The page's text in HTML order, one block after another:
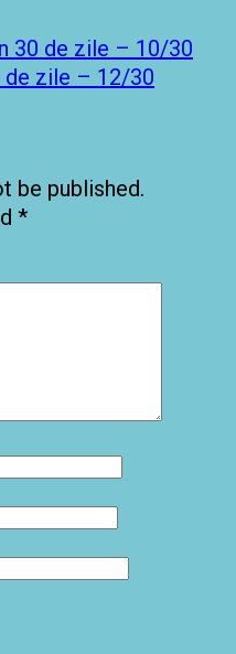
30 de zile – 10/30
de zile – 12/30
be published.
*